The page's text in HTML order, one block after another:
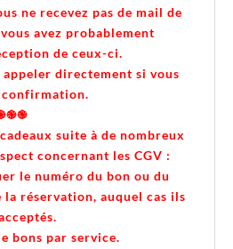
ne recevez pas de mail de
avez probablement
de ceux-ci.
appeler directement si vous
confirmation.
suite à de nombreux
concernant les CGV :
le numéro du bon ou du
réservation, auquel cas ils
bons par service.